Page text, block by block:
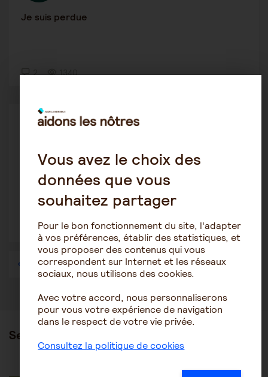
Je suis perdue
2 1340
Dégradation suite à annonce décès conjoint
2225
1 … 17 18 19 20 21 22 23 … 36
Ses articles
Vous avez le choix des
données que vous
souhaitez partager
Pour le bon fonctionnement du site, l'adapter
à vos préférences, établir des statistiques, et
vous proposer des contenus qui vous
correspondent sur Internet et les réseaux
sociaux, nous utilisons des cookies.
Avec votre accord, nous personnaliserons
pour vous votre expérience de navigation
dans le respect de votre vie privée.
Consultez la politique de cookies